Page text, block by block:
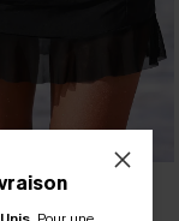
jambe standard